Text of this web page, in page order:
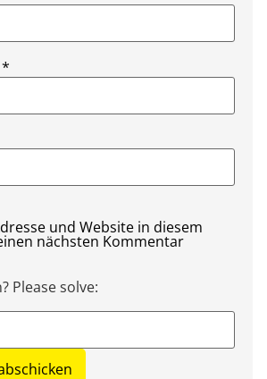
*
und Website in diesem
nächsten Kommentar
Please solve: